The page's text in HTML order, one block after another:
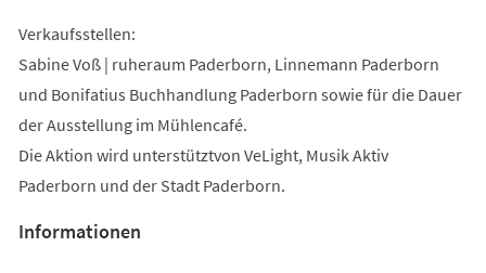
Verkaufsstellen:
Sabine Voß | ruheraum Paderborn, Linnemann Paderborn
und Bonifatius Buchhandlung Paderborn sowie für die Dauer
der Ausstellung im Mühlencafé.
Die Aktion wird unterstütztvon VeLight, Musik Aktiv
Paderborn und der Stadt Paderborn.
Informationen